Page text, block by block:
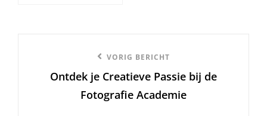
bericht
VORIG BERICHT
Ontdek je Creatieve Passie bij de
Fotografie Academie